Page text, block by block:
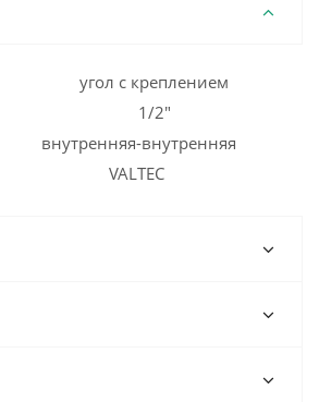
с креплением
1/2"
внутренняя
VALTEC